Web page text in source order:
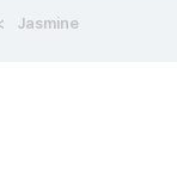
Jasmine